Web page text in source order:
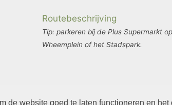
de website goed te laten functioneren en
Routebeschrijving
Tip: parkeren bij de Plus Supermarkt
Wheemplein of het Stadspark.